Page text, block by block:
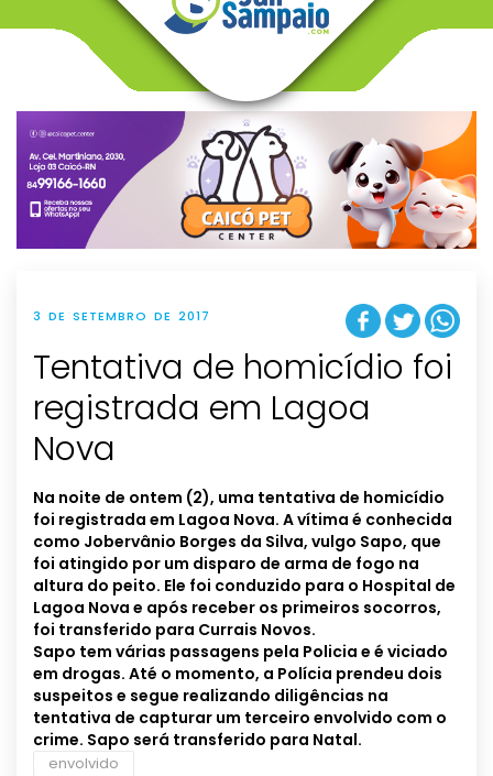
v
g
t
i
o
n
3 DE SETEMBRO DE 2017
Tentativa de homicídio foi
registrada em Lagoa
Nova
Na noite de ontem (2), uma tentativa de homicídio
foi registrada em Lagoa Nova. A vítima é conhecida
como Jobervânio Borges da Silva, vulgo Sapo, que
foi atingido por um disparo de arma de fogo na
altura do peito. Ele foi conduzido para o Hospital de
Lagoa Nova e após receber os primeiros socorros,
foi transferido para Currais Novos.
Sapo tem várias passagens pela Policia e é viciado
em drogas. Até o momento, a Polícia prendeu dois
suspeitos e segue realizando diligências na
tentativa de capturar um terceiro envolvido com o
crime. Sapo será transferido para Natal.
envolvido